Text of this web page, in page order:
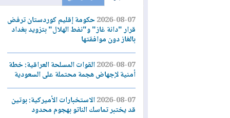
2026-08-07حكومة إقليم كوردستان ترفض
قرار "دانة غاز" و"نفط الهلال" بتزويد بغداد
بالغاز دون موافقتها
2026-08-07القوات المسلحة العراقية: خطة
أمنية لإجهاض هجمة محتملة على السعودية
2026-08-07الاستخبارات الأميركية: بوتين
قد يختبر تماسك الناتو بهجوم محدود